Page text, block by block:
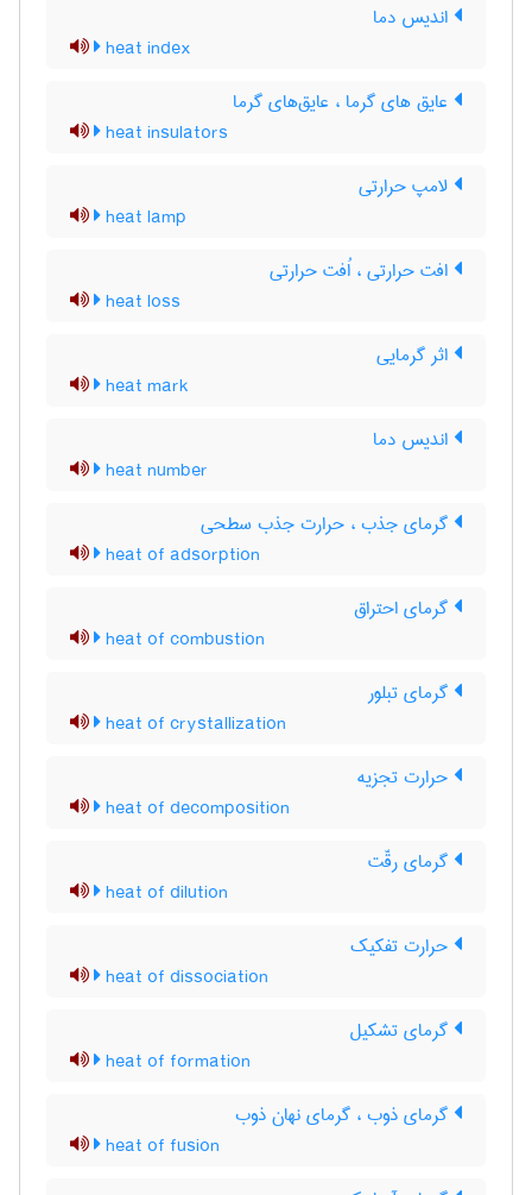
اندیس دما
heat index
عایق های گرما ، عایق‌های گرما
heat insulators
لامپ حرارتی
heat lamp
افت حرارتی ، اُفت حرارتی
heat loss
اثر گرمایی
heat mark
اندیس دما
heat number
گرمای جذب ، حرارت جذب سطحی
heat of adsorption
گرمای احتراق
heat of combustion
گرمای تبلور
heat of crystallization
حرارت تجزیه
heat of decomposition
گرمای رقّت
heat of dilution
حرارت تفکیک
heat of dissociation
گرمای تشکیل
heat of formation
گرمای ذوب ، گرمای نهان ذوب
heat of fusion